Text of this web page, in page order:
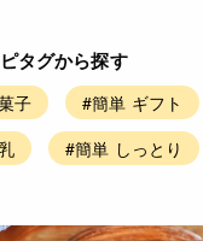
タグから探す
子 #簡単 ギフト
#簡単 しっとり